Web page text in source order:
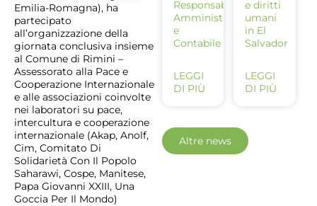
Emilia-Romagna), ha
partecipato
all’organizzazione della
giornata conclusiva insieme
al Comune di Rimini –
Assessorato alla Pace e
Cooperazione Internazionale
e alle associazioni coinvolte
nei laboratori su pace,
intercultura e cooperazione
internazionale (Akap, Anolf,
Cim, Comitato Di
Solidarietà Con Il Popolo
Saharawi, Cospe, Manitese,
Papa Giovanni XXIII, Una
Goccia Per Il Mondo)
Responsabile
Amministrativo
e
Contabile
LEGGI
DI PIÙ
e diritti
umani
in El
Salvador
LEGGI
DI PIÙ
Altre news